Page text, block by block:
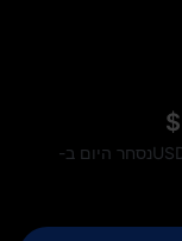
$
בשווי USD TAOנסחר היום ב-